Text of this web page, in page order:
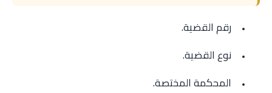
رقم القضية.
نوع القضية.
المحكمة المختصة.